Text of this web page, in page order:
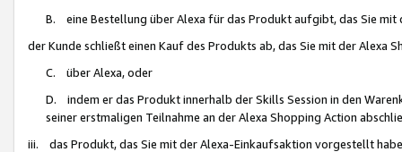
B. eine Bestellung über Alexa für das Produkt aufgibt, das Sie mit
der Kunde schließt einen Kauf des Produkts ab, das Sie mit der Alexa
C. über Alexa, oder
D. indem er das Produkt innerhalb der Skills Session in den
seiner erstmaligen Teilnahme an der Alexa Shopping Action
iii. das Produkt, das Sie mit der Alexa-Einkaufsaktion vorgestellt